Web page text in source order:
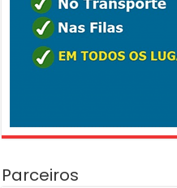
Parceiros